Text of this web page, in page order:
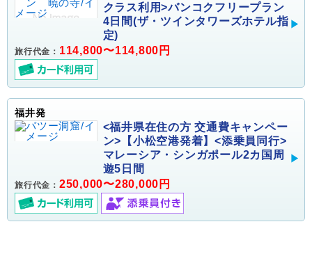
クラス利用>バンコクフリープラン
4日間(ザ・ツインタワーズホテル指
定)
旅行代金： 114,800〜114,800円
福井発
<福井県在住の方 交通費キャンペー
ン>【小松空港発着】<添乗員同行>
マレーシア・シンガポール2カ国周
遊5日間
旅行代金： 250,000〜280,000円